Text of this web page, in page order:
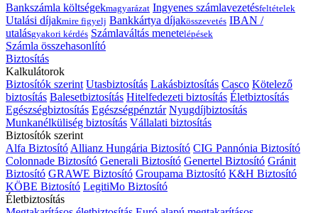
Bankszámla költségekmagyarázat Ingyenes számlavezetésfeltételek
Utalási díjakmire figyelj Bankkártya díjakösszevetés IBAN /
utalásgyakori kérdés Számlaváltás menetelépések
Számla összehasonlító
Biztosítás
Kalkulátorok
Biztosítók szerint Utasbiztosítás Lakásbiztosítás Casco Kötelező
biztosítás Balesetbiztosítás Hitelfedezeti biztosítás Életbiztosítás
Egészségbiztosítás Egészségpénztár Nyugdíjbiztosítás
Munkanélküliség biztosítás Vállalati biztosítás
Biztosítók szerint
Alfa Biztosító Allianz Hungária Biztosító CIG Pannónia Biztosító
Colonnade Biztosító Generali Biztosító Genertel Biztosító Gránit
Biztosító GRAWE Biztosító Groupama Biztosító K&H Biztosító
KÖBE Biztosító LegitiMo Biztosító
Életbiztosítás